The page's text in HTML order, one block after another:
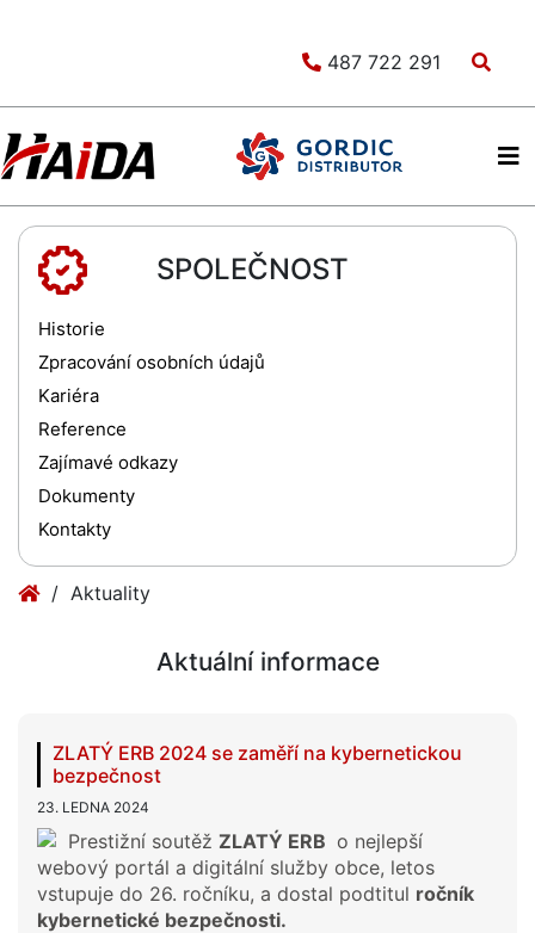
487 722 291
SPOLEČNOST
Historie
Zpracování osobních údajů
Kariéra
Reference
Zajímavé odkazy
Dokumenty
Kontakty
Aktuality
Aktuální informace
ZLATÝ ERB 2024 se zaměří na kybernetickou
bezpečnost
23. LEDNA 2024
Prestižní soutěž ZLATÝ ERB o nejlepší
webový portál a digitální služby obce, letos
vstupuje do 26. ročníku, a dostal podtitul ročník
kybernetické bezpečnosti.